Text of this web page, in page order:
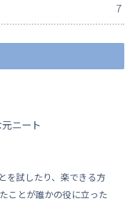
7
ニート
を試したり、楽できる方
ことが誰かの役に立った